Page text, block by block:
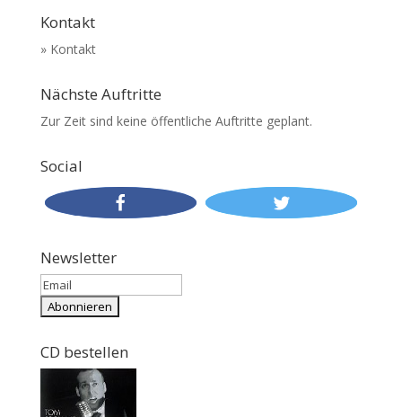
Kontakt
» Kontakt
Nächste Auftritte
Zur Zeit sind keine öffentliche Auftritte geplant.
Social
Newsletter
CD bestellen